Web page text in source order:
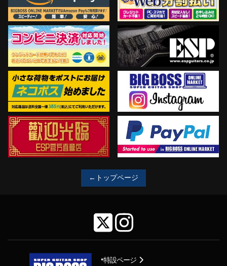
←トップページ
特設ページ